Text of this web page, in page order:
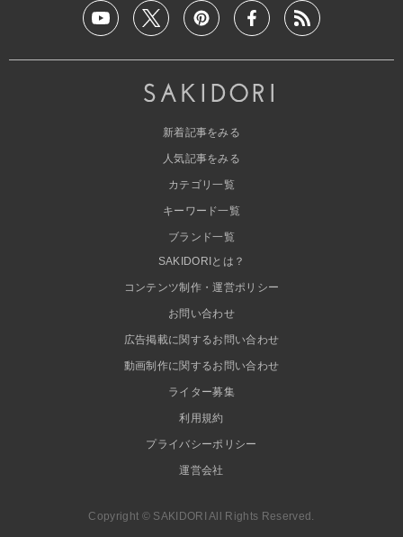
新着記事をみる
人気記事をみる
カテゴリ一覧
キーワード一覧
ブランド一覧
SAKIDORIとは？
コンテンツ制作・運営ポリシー
お問い合わせ
広告掲載に関するお問い合わせ
動画制作に関するお問い合わせ
ライター募集
利用規約
プライバシーポリシー
運営会社
Copyright © SAKIDORI All Rights Reserved.